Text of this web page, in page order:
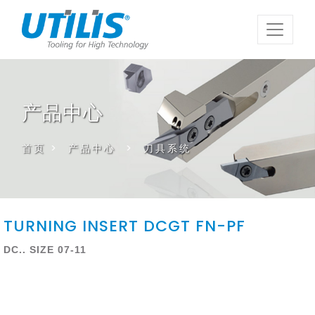
产品中心
首页 > 产品中心 > 刀具系统
TURNING INSERT DCGT FN-PF
DC.. SIZE 07-11